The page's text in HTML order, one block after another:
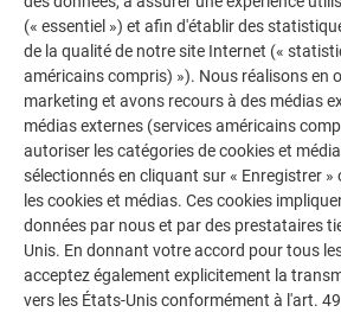
La galerie de références PREFA
polyvalence de l’aluminium.
impressionnants avec les solutions
durables de PREFA pour toitures,
façades.
VOIR DAVANTAGE DE RÉFÉRENCES
(« essentiel ») et afin d'établir des
de la qualité de notre site Internet («
américains compris) »). Nous réalisons en
marketing et avons recours à des médias
médias externes (services américains
autoriser les catégories de cookies et
sélectionnés en cliquant sur « Enregistrer
les cookies et médias. Ces cookies
données par nous et par des prestataires
Unis. En donnant votre accord pour tous
acceptez également explicitement la
vers les États-Unis conformément à l'art.